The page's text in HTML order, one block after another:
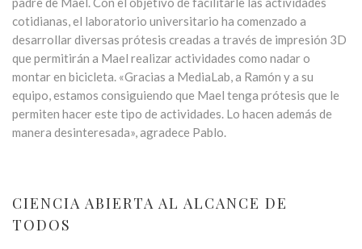
cotidianas, el laboratorio universitario ha comenzado a
desarrollar diversas prótesis creadas a través de impresión 3D
que permitirán a Mael realizar actividades como nadar o
montar en bicicleta. «Gracias a MediaLab, a Ramón y a su
equipo, estamos consiguiendo que Mael tenga prótesis que le
permiten hacer este tipo de actividades. Lo hacen además de
manera desinteresada», agradece Pablo.
CIENCIA ABIERTA AL ALCANCE DE
TODOS